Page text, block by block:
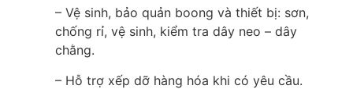
– Vệ sinh, bảo quản boong và thiết bị: sơn,
chống rỉ, vệ sinh, kiểm tra dây neo – dây
chằng.
– Hỗ trợ xếp dỡ hàng hóa khi có yêu cầu.